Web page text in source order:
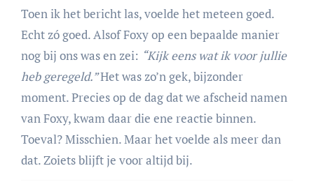
Toen ik het bericht las, voelde het meteen goed.
Echt zó goed. Alsof Foxy op een bepaalde manier
nog bij ons was en zei: “Kijk eens wat ik voor jullie
heb geregeld.”Het was zo’n gek, bijzonder
moment. Precies op de dag dat we afscheid namen
van Foxy, kwam daar die ene reactie binnen.
Toeval? Misschien. Maar het voelde als meer dan
dat. Zoiets blijft je voor altijd bij.